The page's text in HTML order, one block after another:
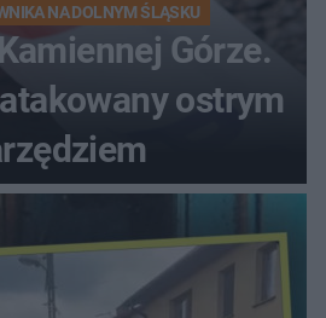
NA DOLNYM ŚLĄSKU
Górze.
ostrym